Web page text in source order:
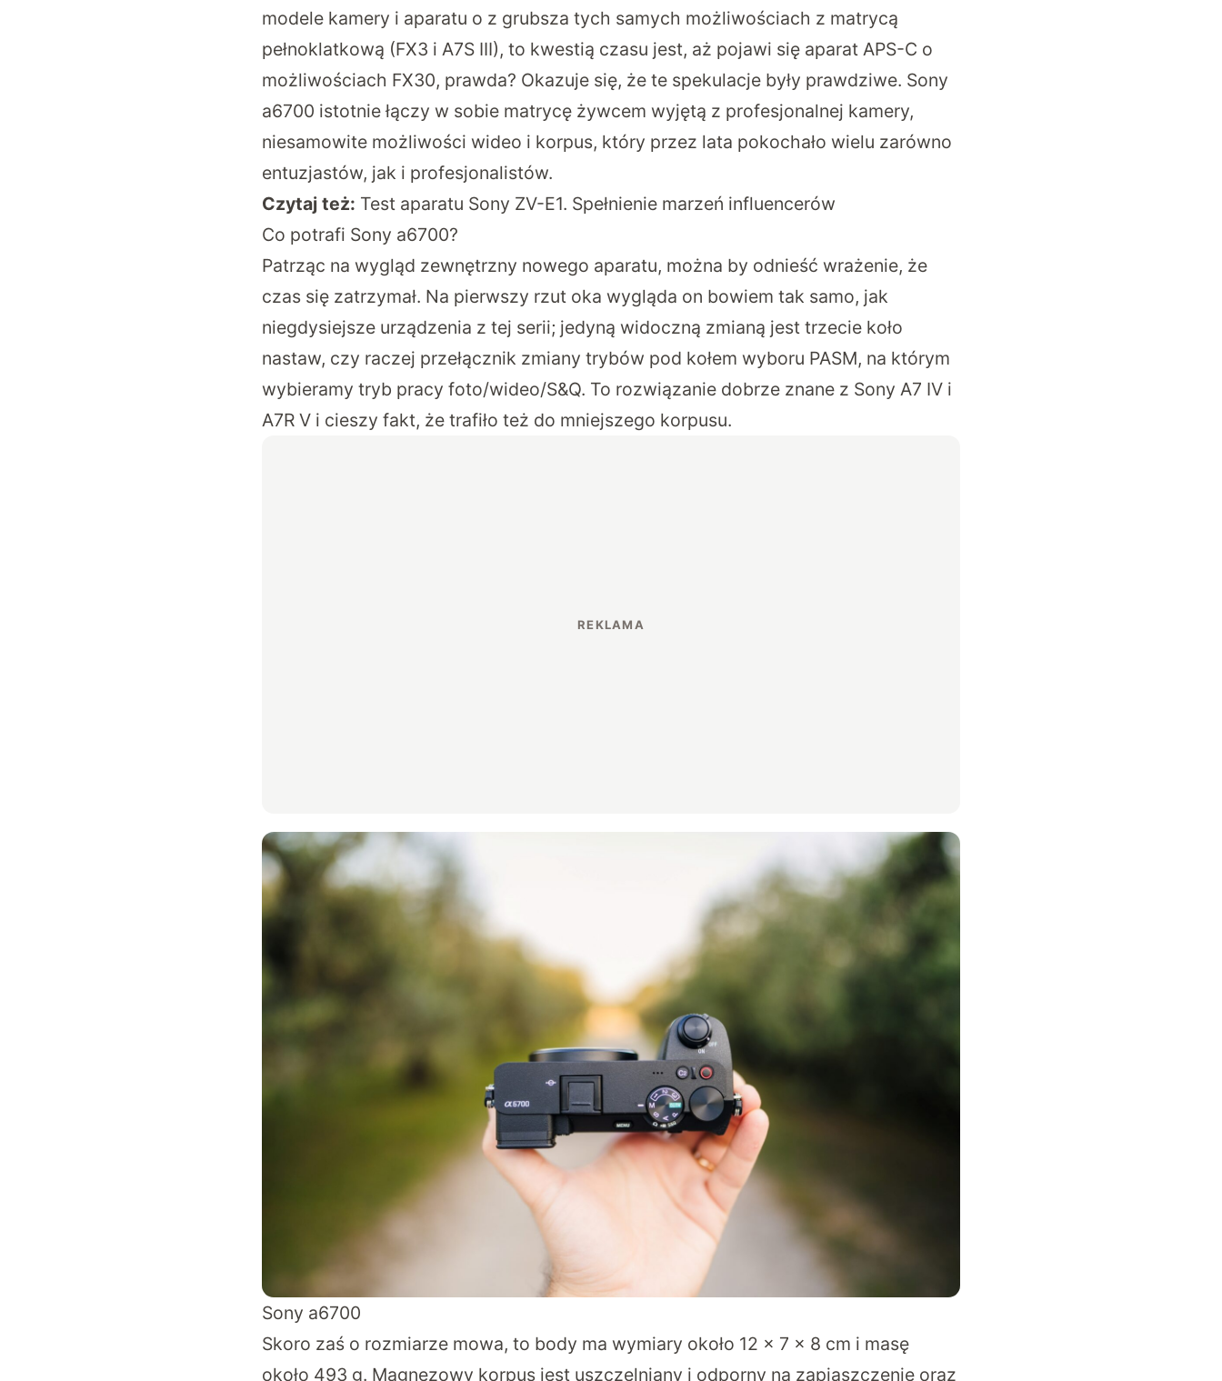
modele kamery i aparatu o z grubsza tych samych możliwościach z matrycą
pełnoklatkową (FX3 i A7S III), to kwestią czasu jest, aż pojawi się aparat APS-C o
możliwościach FX30, prawda? Okazuje się, że te spekulacje były prawdziwe. Sony
a6700 istotnie łączy w sobie matrycę żywcem wyjętą z profesjonalnej kamery,
niesamowite możliwości wideo i korpus, który przez lata pokochało wielu zarówno
entuzjastów, jak i profesjonalistów.
Czytaj też: Test aparatu Sony ZV-E1. Spełnienie marzeń influencerów
Co potrafi Sony a6700?
Patrząc na wygląd zewnętrzny nowego aparatu, można by odnieść wrażenie, że
czas się zatrzymał. Na pierwszy rzut oka wygląda on bowiem tak samo, jak
niegdysiejsze urządzenia z tej serii; jedyną widoczną zmianą jest trzecie koło
nastaw, czy raczej przełącznik zmiany trybów pod kołem wyboru PASM, na którym
wybieramy tryb pracy foto/wideo/S&Q. To rozwiązanie dobrze znane z Sony A7 IV i
A7R V i cieszy fakt, że trafiło też do mniejszego korpusu.
Sony a6700
Skoro zaś o rozmiarze mowa, to body ma wymiary około 12 x 7 x 8 cm i masę
około 493 g. Magnezowy korpus jest uszczelniany i odporny na zapiaszczenie oraz